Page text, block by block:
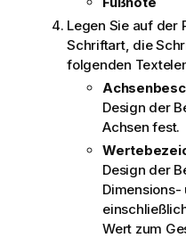
Legen Sie auf der
Schriftart, die
folgenden
Design der
Achsen fest.
Design der
Dimensions-
Wert zum